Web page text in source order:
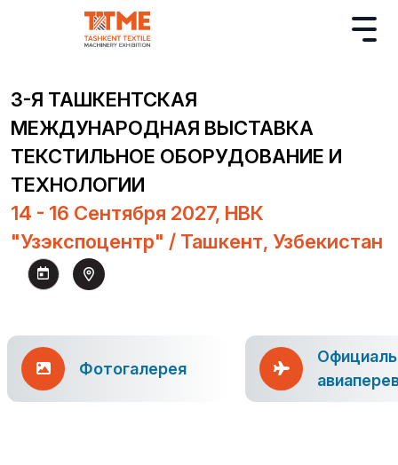
3-Я ТАШКЕНТСКАЯ
МЕЖДУНАРОДНАЯ ВЫСТАВКА
ТЕКСТИЛЬНОЕ ОБОРУДОВАНИЕ И
ТЕХНОЛОГИИ
14 - 16 Сентября 2027, НВК
"Узэкспоцентр" / Ташкент, Узбекистан
Фотогалерея